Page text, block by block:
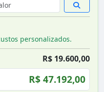
personalizados.
R$ 19.600,00
R$ 47.192,00